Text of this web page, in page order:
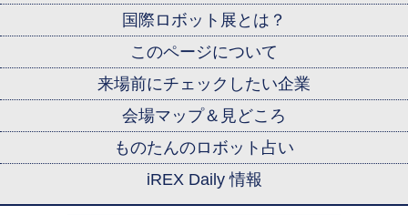
国際ロボット展とは？
このページについて
来場前にチェックしたい企業
会場マップ＆見どころ
ものたんのロボット占い
iREX Daily 情報